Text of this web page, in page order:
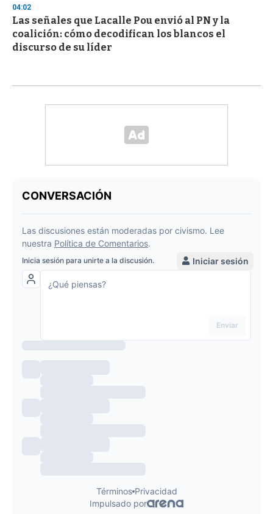
04:02
Las señales que Lacalle Pou envió al PN y la
coalición: cómo decodifican los blancos el
discurso de su líder